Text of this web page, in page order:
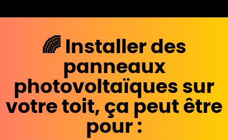
🌈 Installer des
panneaux
photovoltaïques sur
votre toit, ça peut être
pour :